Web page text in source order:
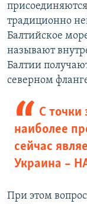
традиционно
Балтийское
называют
Балтии
северном
С точки
наиболее
сейчас
Украина –
При этом